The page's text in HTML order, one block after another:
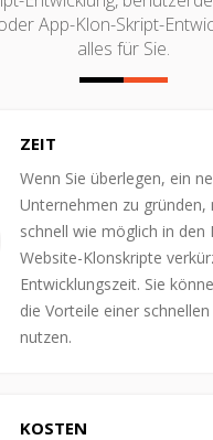
App-Klon-Skript-
alles für Sie.
ZEIT
Wenn Sie überlegen, ein
Unternehmen zu gründen,
schnell wie möglich in den
Website-Klonskripte
Entwicklungszeit. Sie
die Vorteile einer
nutzen.
KOSTEN